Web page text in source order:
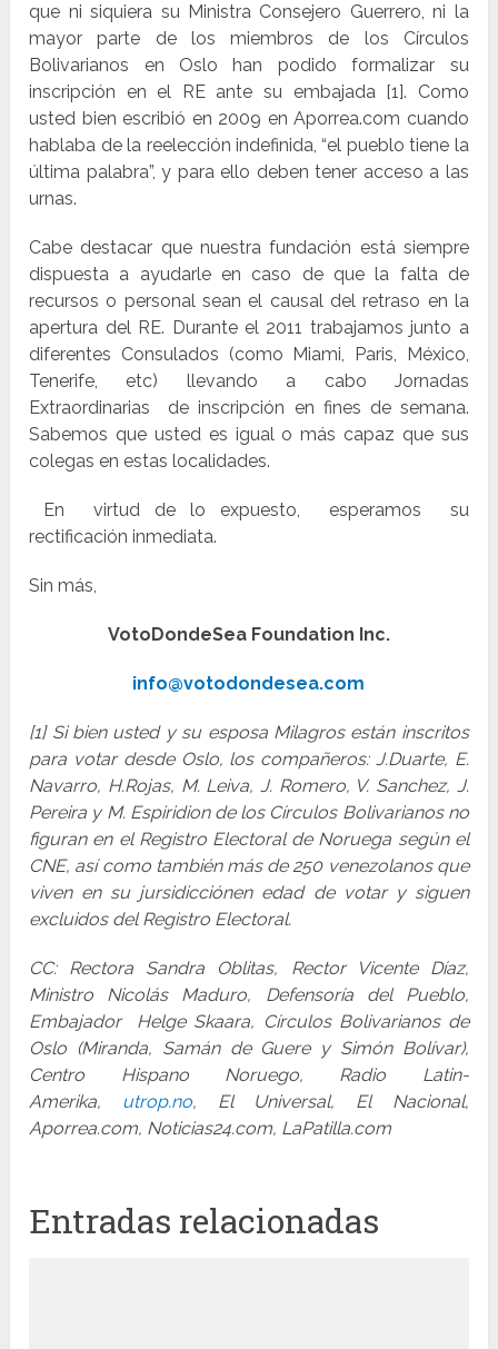
que ni siquiera su Ministra Consejero Guerrero, ni la
mayor parte de los miembros de los Círculos
Bolivarianos en Oslo han podido formalizar su
inscripción en el RE ante su embajada [1]. Como
usted bien escribió en 2009 en Aporrea.com cuando
hablaba de la reelección indefinida, “el pueblo tiene la
última palabra”, y para ello deben tener acceso a las
urnas.
Cabe destacar que nuestra fundación está siempre
dispuesta a ayudarle en caso de que la falta de
recursos o personal sean el causal del retraso en la
apertura del RE. Durante el 2011 trabajamos junto a
diferentes Consulados (como Miami, Paris, México,
Tenerife, etc) llevando a cabo Jornadas
Extraordinarias de inscripción en fines de semana.
Sabemos que usted es igual o más capaz que sus
colegas en estas localidades.
En virtud de lo expuesto, esperamos su
rectificación inmediata.
Sin más,
VotoDondeSea Foundation Inc.
info@votodondesea.com
[1] Si bien usted y su esposa Milagros están inscritos
para votar desde Oslo, los compañeros: J.Duarte, E.
Navarro, H.Rojas, M. Leiva, J. Romero, V. Sanchez, J.
Pereira y M. Espiridion de los Círculos Bolivarianos no
figuran en el Registro Electoral de Noruega según el
CNE, así como también más de 250 venezolanos que
viven en su jursidicciónen edad de votar y siguen
excluidos del Registro Electoral.
CC: Rectora Sandra Oblitas, Rector Vicente Díaz,
Ministro Nicolás Maduro, Defensoría del Pueblo,
Embajador Helge Skaara, Círculos Bolivarianos de
Oslo (Miranda, Samán de Guere y Simón Bolívar),
Centro Hispano Noruego, Radio Latin-
Amerika, utrop.no, El Universal, El Nacional,
Aporrea.com, Noticias24.com, LaPatilla.com
Entradas relacionadas